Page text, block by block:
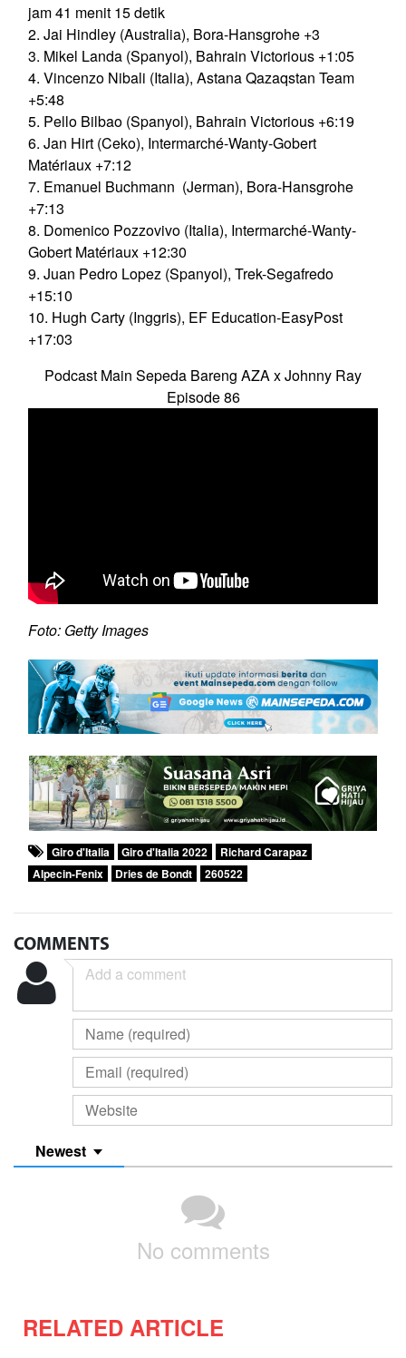
jam 41 menit 15 detik
2. Jai Hindley (Australia), Bora-Hansgrohe +3
3. Mikel Landa (Spanyol), Bahrain Victorious +1:05
4. Vincenzo Nibali (Italia), Astana Qazaqstan Team
+5:48
5. Pello Bilbao (Spanyol), Bahrain Victorious +6:19
6. Jan Hirt (Ceko), Intermarché-Wanty-Gobert
Matériaux +7:12
7. Emanuel Buchmann (Jerman), Bora-Hansgrohe
+7:13
8. Domenico Pozzovivo (Italia), Intermarché-Wanty-
Gobert Matériaux +12:30
9. Juan Pedro Lopez (Spanyol), Trek-Segafredo
+15:10
10. Hugh Carty (Inggris), EF Education-EasyPost
+17:03
Podcast Main Sepeda Bareng AZA x Johnny Ray
Episode 86
Foto: Getty Images
Giro d'Italia Giro d'Italia 2022
Richard Carapaz
Alpecin-Fenix
Dries de Bondt 260522
COMMENTS
Newest
No comments
RELATED ARTICLE